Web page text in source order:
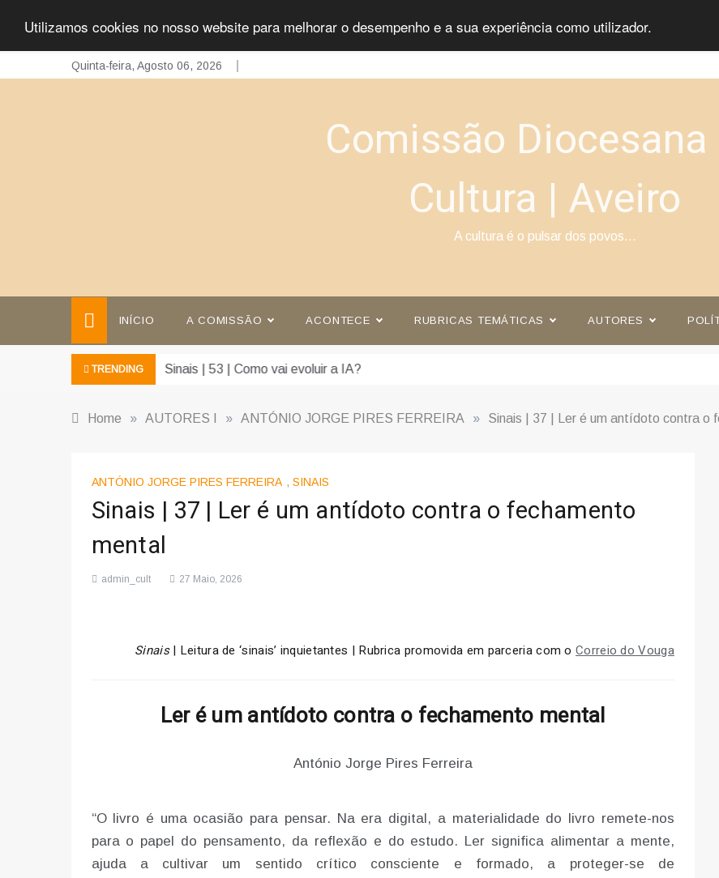
Utilizamos cookies no nosso website para melhorar o desempenho e a sua experiência como utilizador.
to
Quinta-feira, Agosto 06, 2026
Comissão Diocesana
Cultura | Aveiro
A cultura é o pulsar dos povos…
INÍCIO A COMISSÃO ACONTECE RUBRICAS TEMÁTICAS AUTORES
TRENDING Sinais | 53 | Como vai evoluir a IA?
Home » AUTORES I » ANTÓNIO JORGE PIRES FERREIRA » Sinais | 37 | Ler é um antídoto contra o
ANTÓNIO JORGE PIRES FERREIRA , SINAIS
Sinais | 37 | Ler é um antídoto contra o fechamento
mental
admin_cult 27 Maio, 2026
Sinais| Leitura de ‘sinais’ inquietantes | Rubrica promovida em parceria com oCorreio do Vouga
Ler é um antídoto contra o fechamento mental
António Jorge Pires Ferreira
“O livro é uma ocasião para pensar. Na era digital, a materialidade do livro remete-nos
para o papel do pensamento, da reflexão e do estudo. Ler significa alimentar a mente,
ajuda a cultivar um sentido crítico consciente e formado, a proteger-se de